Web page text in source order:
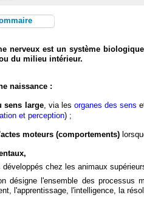
nerveux est un système
du milieu intérieur.
naissance :
sens large, via les organes des sens
et perception) ;
moteurs (comportements)
développés chez les animaux
désigne l'ensemble des
l'apprentissage, l'intelligence, la